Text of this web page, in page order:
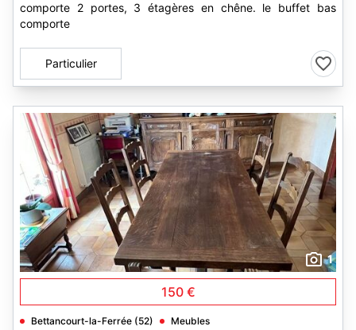
comporte 2 portes, 3 étagères en chêne. le buffet bas
comporte
Particulier
1
150 €
Bettancourt-la-Ferrée (52) Meubles